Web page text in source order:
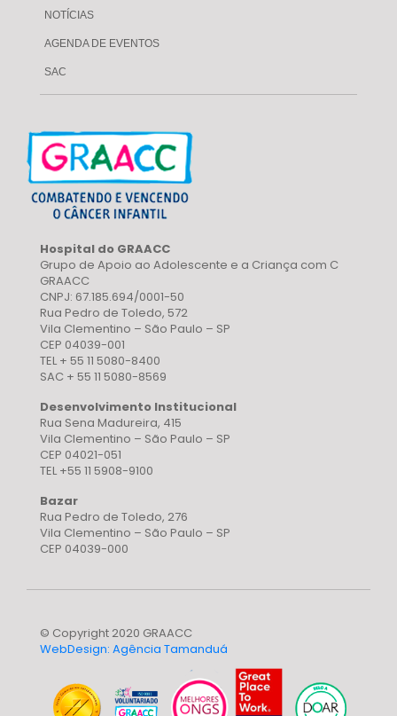
NOTÍCIAS
AGENDA DE EVENTOS
SAC
Hospital do GRAACC
Grupo de Apoio ao Adolescente e a Criança com C
GRAACC
CNPJ: 67.185.694/0001-50
Rua Pedro de Toledo, 572
Vila Clementino – São Paulo – SP
CEP 04039-001
TEL + 55 11 5080-8400
SAC + 55 11 5080-8569
Desenvolvimento Institucional
Rua Sena Madureira, 415
Vila Clementino – São Paulo – SP
CEP 04021-051
TEL +55 11 5908-9100
Bazar
Rua Pedro de Toledo, 276
Vila Clementino – São Paulo – SP
CEP 04039-000
© Copyright 2020 GRAACC
WebDesign: Agência Tamanduá